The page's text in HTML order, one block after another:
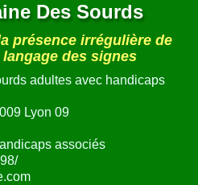
Des Sourds
présence irrégulière de
des signes
adultes avec handicaps
Lyon 09
associés